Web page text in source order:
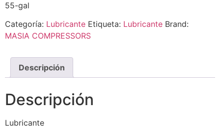
55-gal
Categoría: Lubricante Etiqueta: Lubricante Brand:
MASIA COMPRESSORS
Descripción
Descripción
Lubricante